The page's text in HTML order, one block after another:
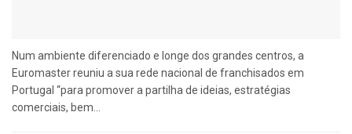
Num ambiente diferenciado e longe dos grandes centros, a
Euromaster reuniu a sua rede nacional de franchisados em
Portugal “para promover a partilha de ideias, estratégias
comerciais, bem...